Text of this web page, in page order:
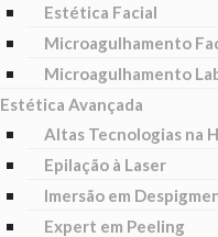
Estética Facial
Microagulhamento
Microagulhamento
Estética Avançada
Altas Tecnologias na
Epilação à Laser
Imersão em
Expert em Peeling